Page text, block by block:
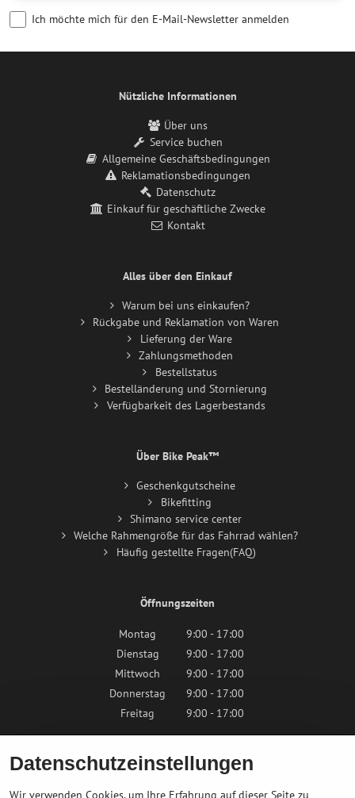
Ich möchte mich für den E-Mail-Newsletter anmelden
Nützliche Informationen
Über uns
Service buchen
Allgemeine Geschäftsbedingungen
Reklamationsbedingungen
Datenschutz
Einkauf für geschäftliche Zwecke
Kontakt
Alles über den Einkauf
Warum bei uns einkaufen?
Rückgabe und Reklamation von Waren
Lieferung der Ware
Zahlungsmethoden
Bestellstatus
Bestelländerung und Stornierung
Verfügbarkeit des Lagerbestands
Über Bike Peak™
Geschenkgutscheine
Bikefitting
Shimano service center
Welche Rahmengröße für das Fahrrad wählen?
Häufig gestellte Fragen(FAQ)
Öffnungszeiten
Montag
9:00 - 17:00
Dienstag
9:00 - 17:00
Mittwoch
9:00 - 17:00
Donnerstag
9:00 - 17:00
Freitag
9:00 - 17:00
Samstag
9:00 - 12:00
Sonntag
Geschlossen
Datenschutzeinstellungen
Wir verwenden Cookies, um Ihre Erfahrung auf dieser Seite zu